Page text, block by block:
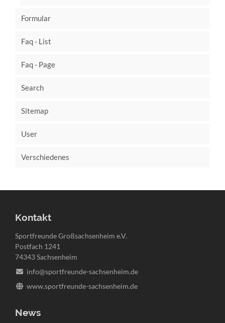
Formular
Faq - List
Faq - Page
Search
Sitemap
User
Verschiedenes
Kontakt
Sportfreunde Großsachsenheim e.V.
Postfach 1241
74343 Sachsenheim
info@sportfreunde-sachsenheim.de
www.sportfreunde-sachsenheim.de
News